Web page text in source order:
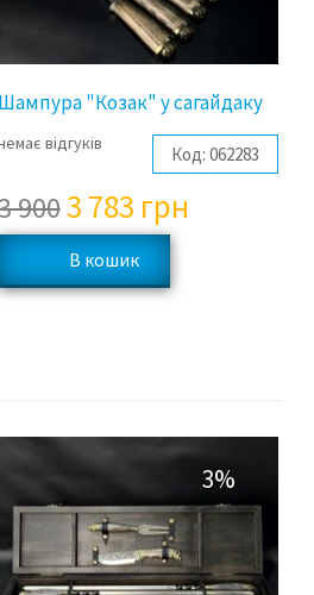
Шампура "Козак" у сагайдаку
відгуків Код: 062283
9003 783 грн
3%